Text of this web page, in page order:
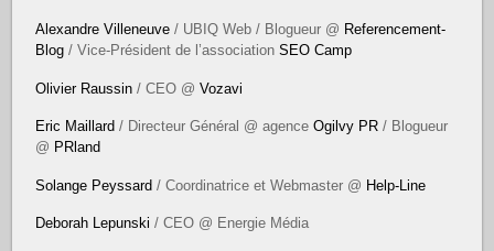
Alexandre Villeneuve / UBIQ Web / Blogueur @ Referencement-
Blog / Vice-Président de l’associationSEO Camp
Olivier Raussin / CEO @Vozavi
Eric Maillard / Directeur Général @ agenceOgilvy PR / Blogueur
@ PRland
Solange Peyssard / Coordinatrice et Webmaster @ Help-Line
Deborah Lepunski / CEO @ Energie Média